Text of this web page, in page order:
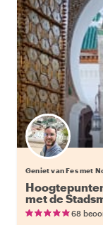
Geniet van Fes met
met de
68